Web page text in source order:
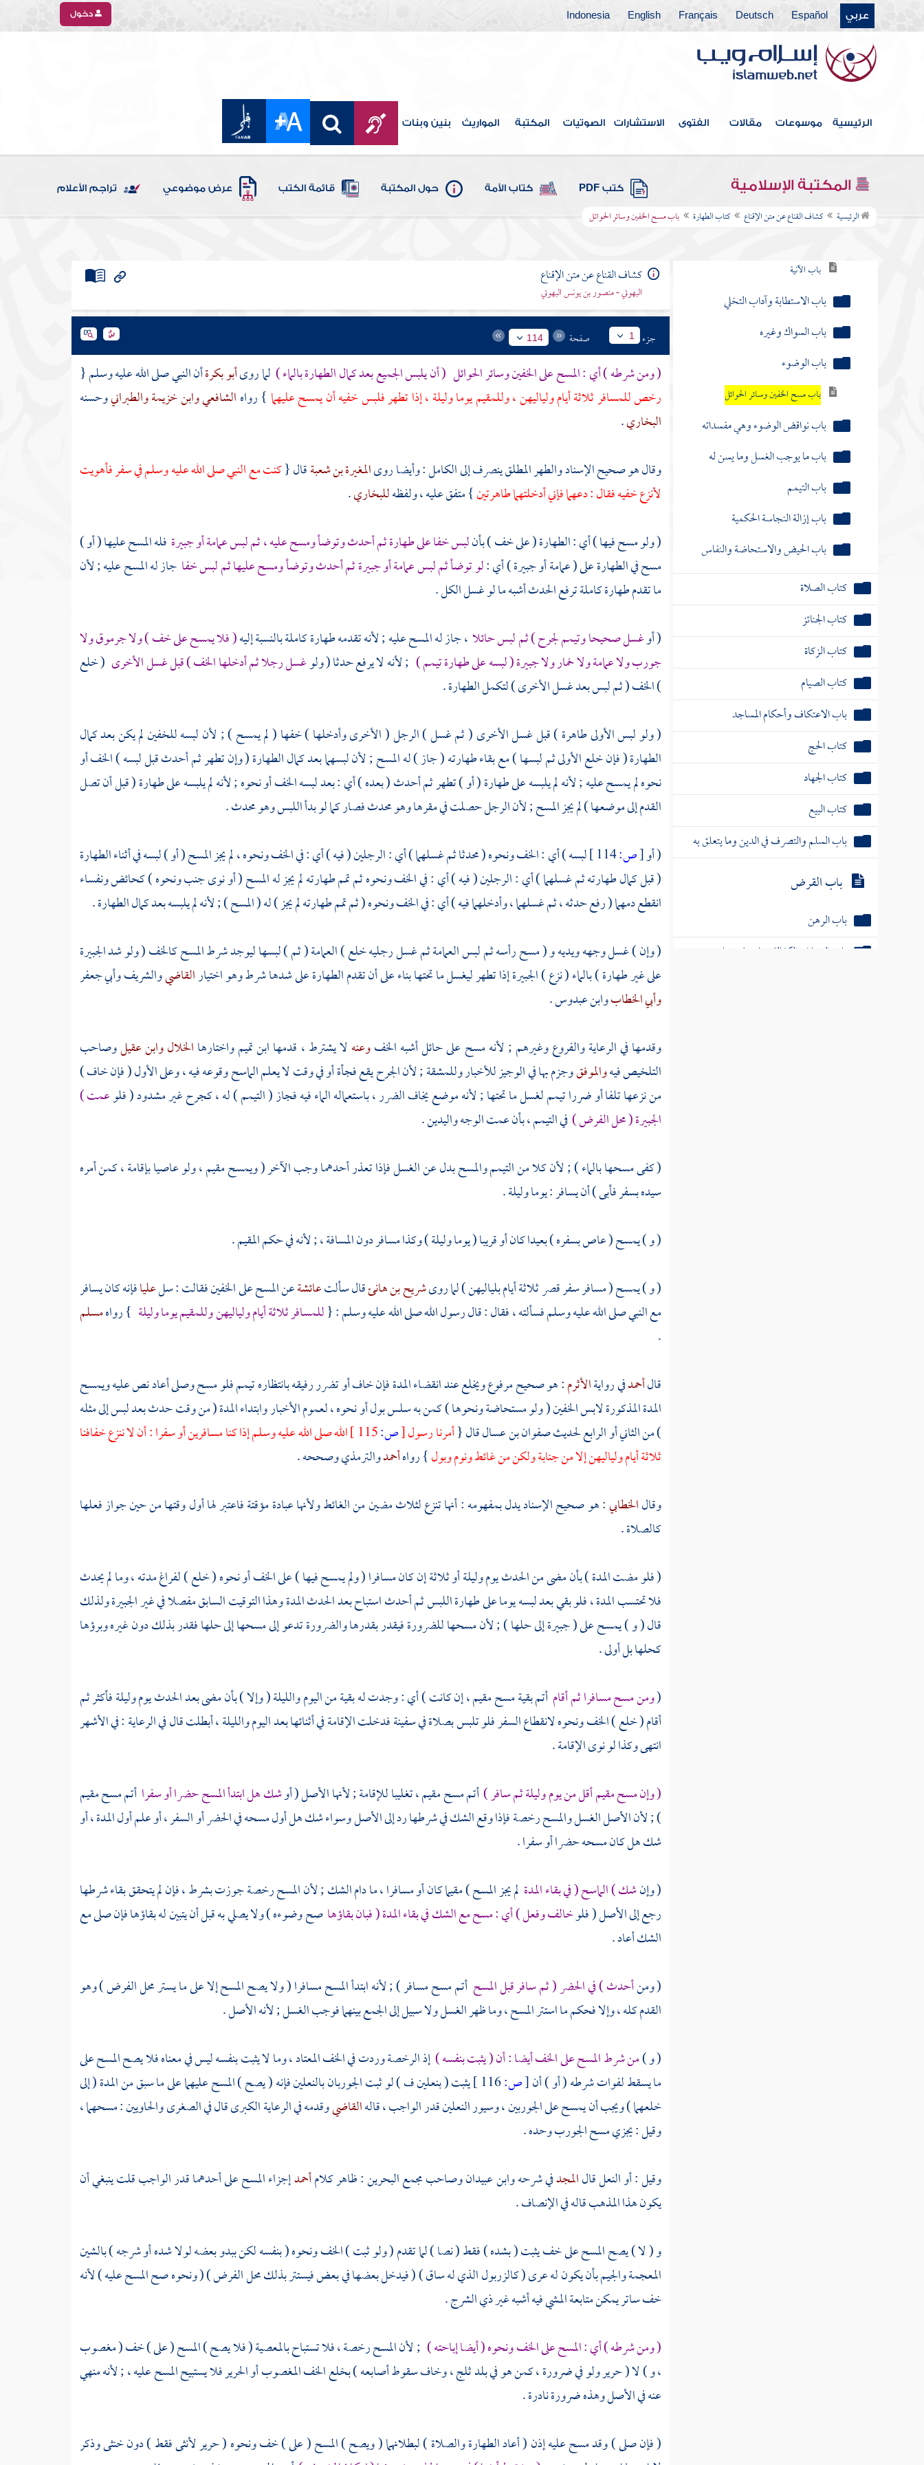
عربي Español
Deutsch
Français
English
Indonesia دخول
الرئيسية موسوعات مقالات الفتوى الاستشارات الصوتيات المكتبة المواريث بنين وبنات
المكتبة الإسلامية كتب PDF كتاب الأمة حول المكتبة قائمة الكتب عرض موضوعي تراجم الأعلام
الرئيسية كشاف القناع عن متن الإقناع كتاب الطهارة باب مسح الخفين وسائر الحوائل
فهرس الكتاب
مقدمة الكتاب
كتاب الطهارة
باب الآنية
باب الاستطابة وآداب التخلي
باب السواك وغيره
باب الوضوء
باب مسح الخفين وسائر الحوائل
باب نواقض الوضوء وهي مفسداته
باب ما يوجب الغسل وما يسن له
باب التيمم
باب إزالة النجاسة الحكمية
باب الحيض والاستحاضة والنفاس
كتاب الصلاة
كتاب الجنائز
كتاب الزكاة
كتاب الصيام
باب الاعتكاف وأحكام المساجد
كتاب الحج
كتاب الجهاد
كتاب البيع
باب السلم والتصرف في الدين وما يتعلق به
باب القرض
باب الرهن
باب الضمان والكفالة وما يتعلق بهما
كشاف القناع عن متن الإقناع
البهوتي - منصور بن يونس البهوتي
جزء 1 صفحة 114
( ومن شرطه ) أي : المسح على الخفين وسائر الحوائل ( أن يلبس الجميع بعد كمال الطهارة بالماء ) لما روىأبو بكرةأن النبي صلى الله عليه وسلم {
رخص للمسافر ثلاثة أيام ولياليهن ، وللمقيم يوما وليلة ، إذا تطهر فلبس خفيه أن يمسح عليهما } رواهالشافعيوابن خزيمةوالطبرانيوحسنه
البخاري.
وقال هو صحيح الإسناد والطهر المطلق ينصرف إلى الكامل : وأيضا روىالمغيرة بن شعبةقال {كنت مع النبي صلى الله عليه وسلم في سفر فأهويت
لأنزع خفيه فقال : دعهما فإني أدخلتهما طاهرتين} متفق عليه ، ولفظهللبخاري.
( ولو مسح فيها ) أي : الطهارة ( على خف ) بأنلبس خفا على طهارة ثم أحدث وتوضأ ومسح عليه ، ثم لبس عمامة أو جبيرةفله المسح عليها ( أو )
مسح في الطهارة على ( عمامة أو جبيرة ) أي :لو توضأ ثم لبس عمامة أو جبيرة ثم أحدث وتوضأ ومسح عليها ثم لبس خفا جاز له المسح عليه ; لأن
ما تقدم طهارة كاملة ترفع الحدث أشبه ما لو غسل الكل .
( أوغسل صحيحا وتيمم لجرح ) ثم لبس حائلا ، جاز له المسح عليه ; لأنه تقدمه طهارة كاملة بالنسبة إليه( فلا يمسح على خف ) ولا جرموق ولا
جورب ولا عمامة ولا خمار ولا جبيرة ( لبسه على طهارة تيمم ) ; لأنه لا يرفع حدثا ( ولوغسل رجلا ثم أدخلها الخف ) قبل غسل الأخرى ( خلع
) الخف ( ثم لبس بعد غسل الأخرى ) لتكمل الطهارة .
( ولو لبس الأولى طاهرة ) قبل غسل الأخرى ( ثم غسل ) الرجل ( الأخرى وأدخلها ) خفها ( لم يمسح ) ; لأن لبسه للخفين لم يكن بعد كمال
الطهارة ( فإن خلع الأولى ثم لبسها ) مع بقاء طهارته ( جاز ) له المسح ; لأن لبسهما بعد كمال الطهارة ( وإن تطهر ثم أحدث قبل لبسه ) الخف أو
نحوه لم يمسح عليه ; لأنه لم يلبسه على طهارة ( أو ) تطهر ثم أحدث ( بعده ) أي : بعد لبسه الخف أو نحوه ; لأنه لم يلبسه على طهارة ( قبل أن تصل
القدم إلى موضعها ) لم يجز المسح ; لأن الرجل حصلت في مقرها وهو محدث فصار كما لو بدأ اللبس وهو محدث .
( أو[ص:
لبسه ) أي : الخف ونحوه ( محدثا ثم غسلهما ) أي : الرجلين ( فيه ) أي : في الخف ونحوه ، لم يجز المسح ( أو ) لبسه في أثناء الطهارة
( قبل كمال طهارته ثم غسلهما ) أي : الرجلين ( فيه ) أي : في الخف ونحوه ثم تمم طهارته لم يجز له المسح ( أو نوى جنب ونحوه ) كحائض ونفساء
انقطع دمهما ( رفع حدثه ، ثم غسلهما ، وأدخلهما فيه ) أي : في الخف ونحوه ( ثم تمم طهارته لم يجز ) له ( المسح ) ; لأنه لم يلبسه بعد كمال الطهارة .
( وإن ) غسل وجهه ويديه و ( مسح رأسه ثم لبس العمامة ثم غسل رجليه خلع ) العمامة ( ثم ) لبسها ليوجد شرط المسح كالخف ( ولو شد الجبيرة
على غير طهارة ) بالماء ( نزع ) الجبيرة إذا تطهر ليغسل ما تحتها بناء على أن تقدم الطهارة على شدها شرط وهو اختيارالقاضيوالشريفوأبي جعفر
وأبي الخطابوابن عبدوس.
وقدمها في الرعاية والفروع وغيرهم ; لأنه مسح على حائل أشبه الخفوعنهلا يشترط ، قدمهاابن تميمواختارهاالخلالوابن عقيلوصاحب
التلخيص فيهوالموفقوجزم بها في الوجيز للأخبار وللمشقة ; لأن الجرح يقع فجأة أو في وقت لا يعلم الماسح وقوعه فيه ، وعلى الأول ( فإن خاف )
من نزعها تلفا أو ضررا تيمم لغسل ما تحتها ; لأنه موضع يخاف الضرر ، باستعماله الماء فيه فجاز ( التيمم ) له ، كجرح غير مشدود ( فلوعمت )
الجبيرة ( محل الفرض )في التيمم ، بأن عمت الوجه واليدين .
( كفى مسحها بالماء ) ; لأن كلا من التيمم والمسح بدل عن الغسل فإذا تعذر أحدهما وجب الآخر ( ويمسح مقيم ، ولو عاصيا بإقامة ، كمن أمره
سيده بسفر فأبى ) أن يسافر : يوما وليلة .
( و ) يمسح ( عاص بسفره ) بعيدا كان أو قريبا ( يوما وليلة ) وكذا مسافر دون المسافة ، ; لأنه في حكم المقيم .
( و ) يمسح ( مسافر سفر قصر ثلاثة أيام بلياليهن ) لما روىشريح بن هانئقال سألتعائشةعن المسح على الخفين فقالت : سلعليافإنه كان يسافر
مع النبي صلى الله عليه وسلم فسألته ، فقال : قال رسول الله صلى الله عليه وسلم : {للمسافر ثلاثة أيام ولياليهن وللمقيم يوما وليلة } رواهمسلم
.
قالأحمدفي روايةالأثرم: هو صحيح مرفوع ويخلع عند انقضاء المدة فإن خاف أو تضرر رفيقه بانتظاره تيمم فلو مسح وصلى أعاد نص عليه ويمسح
المدة المذكورة لابس الخفين ( ولو مستحاضة ونحوها ) كمن به سلس بول أو نحوه ، لعموم الأخبار وابتداء المدة ( من وقت حدث بعد لبس إلى مثله
) من الثاني أو الرابع لحديثصفوان بن عسالقال {أمرنا رسول[ص:
الله صلى الله عليه وسلم إذا كنا مسافرين أو سفرا : أن لا ننزع خفافنا
ثلاثة أيام ولياليهن إلا من جنابة ولكن من غائط ونوم وبول} رواهأحمدوالترمذيوصححه .
وقالالخطابي: هو صحيح الإسناد يدل بمفهومه : أنها تنزع لثلاث مضين من الغائط ولأنها عبادة مؤقتة فاعتبر لها أول وقتها من حين جواز فعلها
كالصلاة .
( فلو مضت المدة ) بأن مضى من الحدث يوم وليلة أو ثلاثة إن كان مسافرا ( ولم يمسح فيها ) على الخف أو نحوه ( خلع ) لفراغ مدته ، وما لم يحدث
فلا تحتسب المدة ، فلو بقي بعد لبسه يوما على طهارة اللبس ثم أحدث استباح بعد الحدث المدة وهذا التوقيت السابق مفصلا في غير الجبيرة ولذلك
قال ( و ) يمسح على ( جبيرة إلى حلها ) ; لأن مسحها للضرورة فيقدر بقدرها والضرورة تدعو إلى مسحها إلى حلها فقدر بذلك دون غيره وبرؤها
كحلها بل أولى .
(ومن مسح مسافرا ثم أقام أتم بقية مسح مقيم ، إن كانت ) أي : وجدت له بقية من اليوم والليلة ( وإلا ) بأن مضى بعد الحدث يوم وليلة فأكثر ثم
أقام ( خلع ) الخف ونحوه لانقطاع السفر فلو تلبس بصلاة في سفينة فدخلت الإقامة في أثنائها بعد اليوم والليلة ، أبطلت قال في الرعاية : في الأشهر
انتهى وكذا لو نوى الإقامة .
( وإن مسح مقيم أقل من يوم وليلة ثم سافر )أتم مسح مقيم ، تغليبا للإقامة ; لأنها الأصل ( أوشك هل ابتدأ المسح حضرا أو سفرا أتم مسح مقيم
) ; لأن الأصل الغسل والمسح رخصة فإذا وقع الشك في شرطها رد إلى الأصل وسواء شك هل أول مسحه في الحضر أو السفر ، أو علم أول المدة ، أو
شك هل كان مسحه حضرا أو سفرا .
( وإنشك ) الماسح ( في بقاء المدة لم يجز المسح ) مقيما كان أو مسافرا ، ما دام الشك ; لأن المسح رخصة جوزت بشرط ، فإن لم يتحقق بقاء شرطها
رجع إلى الأصل ( فلوخالف وفعل ) أي : مسح مع الشك في بقاء المدة ( فبان بقاؤهاصح وضوءه ) ولا يصلي به قبل أن يتبين له بقاؤها فإن صلى مع
الشك أعاد .
( ومنأحدث ) في الحضر ( ثم سافر قبل المسح أتم مسح مسافر ) ; لأنه ابتدأ المسح مسافرا ( ولا يصح المسح إلا على ما يستر محل الفرض ) وهو
القدم كله ، وإلا فحكم ما استتر المسح ، وما ظهر الغسل ولا سبيل إلى الجمع بينهما فوجب الغسل ; لأنه الأصل .
( و )من شرط المسح على الخف أيضا : أن ( يثبت بنفسه )إذ الرخصة وردت في الخف المعتاد ، وما لا يثبت بنفسه ليس في معناه فلا يصح المسح على
ما يسقط لفوات شرطه ( أو ) أن[ص:116 ]
يثبت ( بنعلين ف ) لو ثبت الجوربان بالنعلين فإنه ( يصح ) المسح عليهما على ما سبق من المدة ( إلى
خلعهما ) ويجب أن يمسح على الجوربين ، وسيور النعلين قدر الواجب ، قالهالقاضيوقدمه في الرعاية الكبرى قال في الصغرى والحاويين : مسحهما ،
وقيل : يجزي مسح الجورب وحده .
وقيل : أو النعل قالالمجدفي شرحهوابن عبيدانوصاحب مجمع البحرين : ظاهر كلامأحمدإجزاء المسح على أحدهما قدر الواجبقلتينبغي أن
يكون هذا المذهب قاله في الإنصاف .
و ( لا ) يصح المسح على خف يثبت ( بشده ) فقط ( نصا ) لما تقدم ( ولو ثبت ) الخف ونحوه ( بنفسه لكن ببدو بعضه لولا شده أو شرجه ) بالشين
المعجمة والجيم بأن يكون له عرى ( كالزربول الذي له ساق ) ( فيدخل بعضها في بعض فيستتر بذلك محل الفرض ) ( ونحوه صح المسح عليه ) لأنه
خف ساتر يمكن متابعة المشي فيه أشبه غير ذي الشرج .
( ومن شرطه ) أي : المسح على الخف ونحوه ( أيضا إباحته ) ; لأن المسح رخصة ، فلا تستباح بالمعصية ( فلا يصح ) المسح ( على ) خف ( مغصوب
، و ) لا ( حرير ولو في ضرورة ، كمن هو في بلد ثلج ، وخاف سقوط أصابعه ) بخلع الخف المغصوب أو الحرير فلا يستبيح المسح عليه ، ; لأنه منهي
عنه في الأصل وهذه ضرورة نادرة .
( فإن صلى ) وقد مسح عليه إذن ( أعاد الطهارة والصلاة ) لبطلانهما ( ويصح ) المسح ( على ) خف ونحوه ( حرير لأنثى فقط ) دون خنثى وذكر